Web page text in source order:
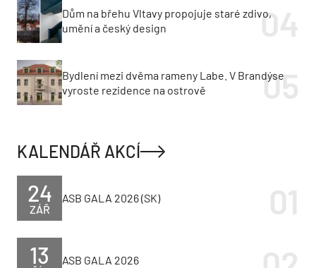
Dům na břehu Vltavy propojuje staré zdivo,
umění a český design
Bydlení mezi dvěma rameny Labe. V Brandýse
vyroste rezidence na ostrově
KALENDÁŘ AKCÍ
ZÁŘ
24 ASB GALA 2026 (SK)
13 ASB GALA 2026